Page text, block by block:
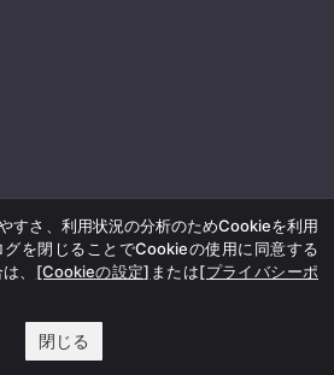
すさ、利用状況の分析のためCookieを利用
を閉じることでCookieの使用に同意する
、 [Cookieの設定] または[プライバシーポ
閉じる